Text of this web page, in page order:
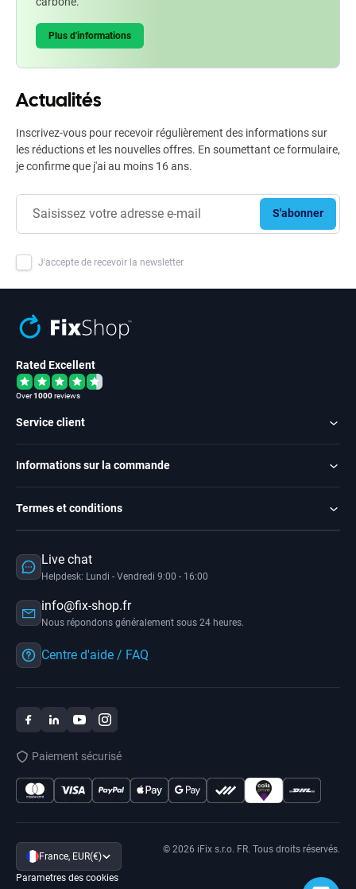
Plus d'informations
Actualités
Inscrivez-vous pour recevoir régulièrement des informations sur
les réductions et les nouvelles offres. En soumettant ce formulaire,
je confirme que j'ai au moins 16 ans.
S'abonner
J'accepte de recevoir la newsletter
Rated Excellent
Over1000reviews
Service client
Informations sur la commande
Termes et conditions
Live chat
Helpdesk: Lundi - Vendredi 9:00 - 16:00
info@fix-shop.fr
Nous répondons généralement sous 24 heures.
Centre d'aide / FAQ
Paiement sécurisé
France, EUR(€)
Parametres des cookies
© 2026 iFix s.r.o. FR. Tous droits réservés.